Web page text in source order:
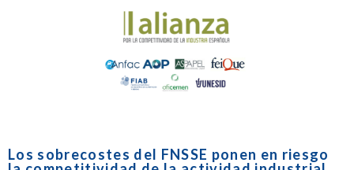
Los sobrecostes del FNSSE ponen en riesgo